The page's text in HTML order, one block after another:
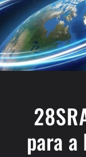
para a